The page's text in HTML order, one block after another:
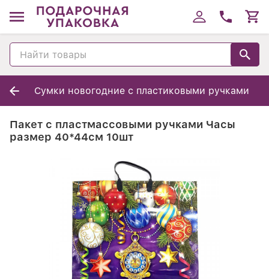
Cумки новогодние с пластиковыми ручками
Пакет с пластмассовыми ручками Часы
размер 40*44см 10шт